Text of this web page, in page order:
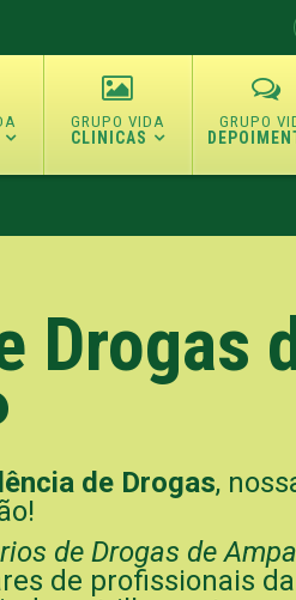
CLINICAS
Drogas
de Drogas,
de Drogas de
de profissionais